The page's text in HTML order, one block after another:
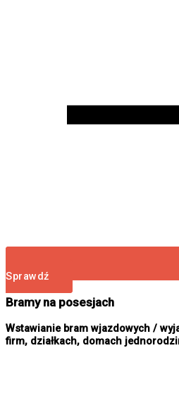
Sprawdź
Bramy na posesjach
Wstawianie bram wjazdowych /
firm, działkach, domach